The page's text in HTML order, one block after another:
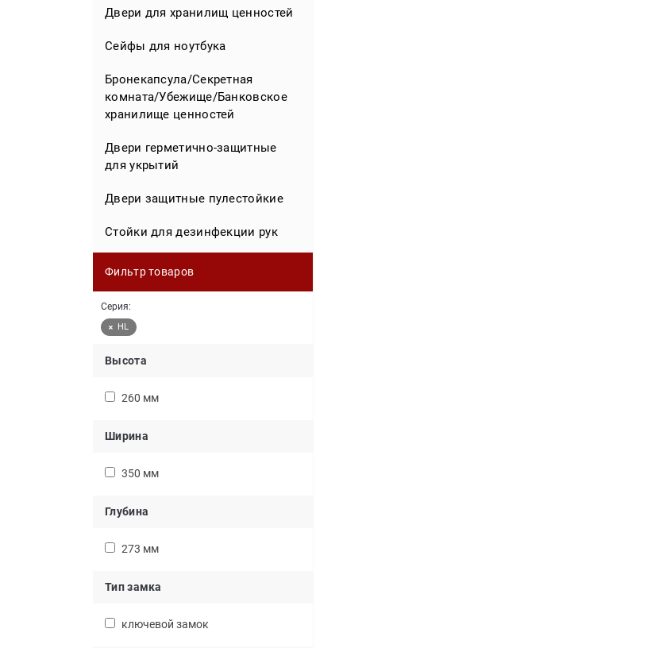
документов
Сейфы мебельные для офиса
Офисные взломостойкие сейфы
Сейфы для ювелирных
оружия
Сейфы для часов
Сейфы эксклюзивные для дома
Сейфы эксклюзивные для офиса
Сейф в дереве
Двери для хранилищ ценностей
Сейфы для ноутбука
Бронекапсула/Секретная
комната/Убежище/Банковское
хранилище ценностей
Двери герметично-защитные
для укрытий
Двери защитные пулестойкие
Стойки для дезинфекции рук
Фильтр товаров
Серия:
HL
Высота
260 мм
Ширина
350 мм
Глубина
273 мм
Тип замка
ключевой замок